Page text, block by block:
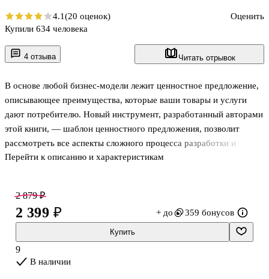
4 отзыва Читать отрывок
В основе любой бизнес-модели лежит ценностное предложение,
описывающее преимущества, которые ваши товары и услуги
дают потребителю. Новый инструмент, разработанный авторами
этой книги, — шаблон ценностного предложения, позволит
рассмотреть все аспекты сложного процесса разработки и
тестирования новых продуктов и прийти к такому варианту
анализа ценностных предложений от лучших мировых компаний,
что делает ее предельно практичным инструментом для бизнеса
Книга адресована предпринимателям и руководителям, которые
хотят держать руку на пульсе потребительского рынка
Перейти к описанию и характеристикам
4.1(20 оценок)
Оценить
Купили 634 человека
2 879 ₽
2 399 ₽ + до 359 бонусов
Купить
9
В наличии